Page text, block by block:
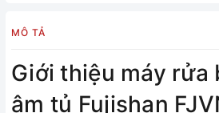
MÔ TẢ
Giới thiệu máy rửa
âm tủ Fujishan